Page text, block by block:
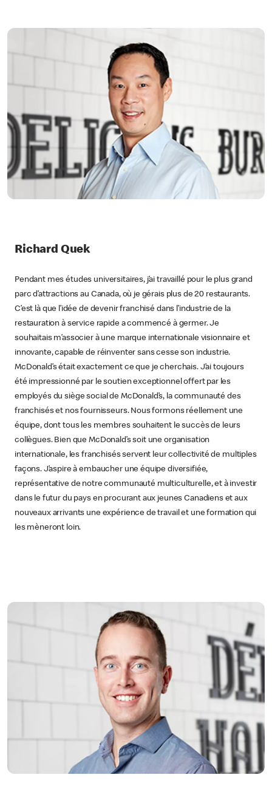
Richard Quek
Pendant mes études universitaires, j’ai travaillé pour le plus grand
parc d’attractions au Canada, où je gérais plus de 20 restaurants.
C’est là que l’idée de devenir franchisé dans l’industrie de la
restauration à service rapide a commencé à germer. Je
souhaitais m’associer à une marque internationale visionnaire et
innovante, capable de réinventer sans cesse son industrie.
McDonald’s était exactement ce que je cherchais. J’ai toujours
été impressionné par le soutien exceptionnel offert par les
employés du siège social de McDonald’s, la communauté des
franchisés et nos fournisseurs. Nous formons réellement une
équipe, dont tous les membres souhaitent le succès de leurs
collègues. Bien que McDonald’s soit une organisation
internationale, les franchisés servent leur collectivité de multiples
façons. J’aspire à embaucher une équipe diversifiée,
représentative de notre communauté multiculturelle, et à investir
dans le futur du pays en procurant aux jeunes Canadiens et aux
nouveaux arrivants une expérience de travail et une formation qui
les mèneront loin.